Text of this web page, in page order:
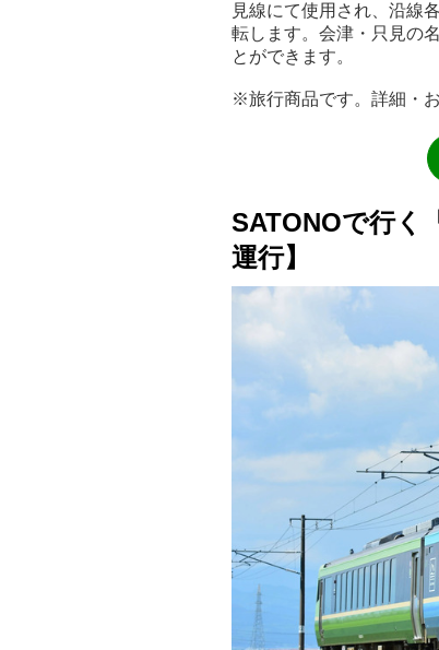
見線にて使用され、沿線
転します。会津・只見の
とができます。
※旅行商品です。詳細・
SATONOで行く
運行】